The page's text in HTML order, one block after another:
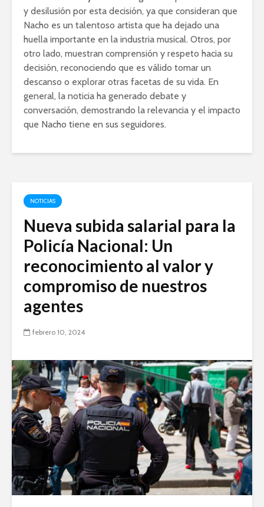
y desilusión por esta decisión, ya que consideran que
Nacho es un talentoso artista que ha dejado una
huella importante en la industria musical. Otros, por
otro lado, muestran comprensión y respeto hacia su
decisión, reconociendo que es válido tomar un
descanso o explorar otras facetas de su vida. En
general, la noticia ha generado debate y
conversación, demostrando la relevancia y el impacto
que Nacho tiene en sus seguidores.
NOTICIAS
Nueva subida salarial para la
Policía Nacional: Un
reconocimiento al valor y
compromiso de nuestros
agentes
febrero 10, 2024